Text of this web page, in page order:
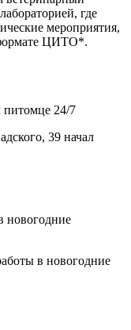
где
мероприятия,
ЦИТО*.
питомце 24/7
39 начал
новогодние
в новогодние